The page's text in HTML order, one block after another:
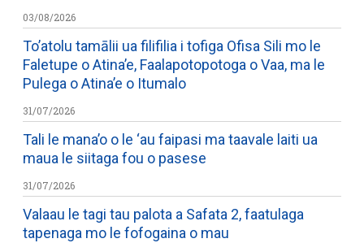
03/08/2026
To’atolu tamālii ua filifilia i tofiga Ofisa Sili mo le
Faletupe o Atina’e, Faalapotopotoga o Vaa, ma le
Pulega o Atina’e o Itumalo
31/07/2026
Tali le mana’o o le ‘au faipasi ma taavale laiti ua
maua le siitaga fou o pasese
31/07/2026
Valaau le tagi tau palota a Safata 2, faatulaga
tapenaga mo le fofogaina o mau